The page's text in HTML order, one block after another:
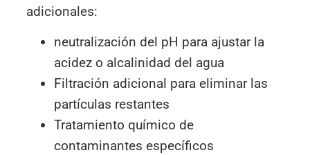
adicionales:
neutralización del pH para ajustar la
acidez o alcalinidad del agua
Filtración adicional para eliminar las
partículas restantes
Tratamiento químico de
contaminantes específicos